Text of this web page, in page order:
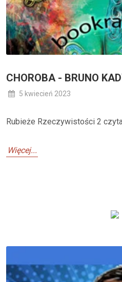
CHOROBA - BRUNO
5 kwiecień 2023
Rubieże Rzeczywistości 2
Więcej...